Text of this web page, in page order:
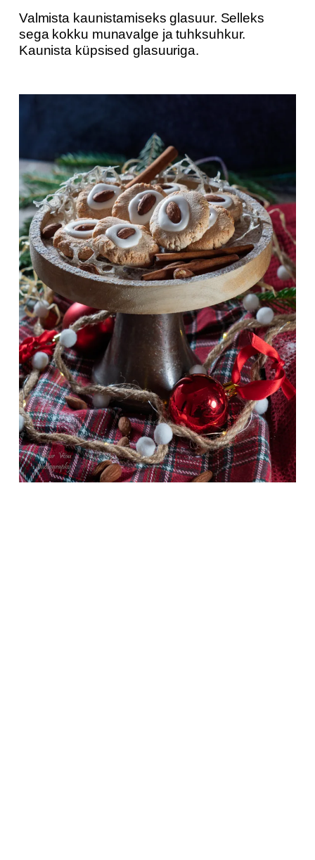
Valmista kaunistamiseks glasuur. Selleks
sega kokku munavalge ja tuhksuhkur.
Kaunista küpsised glasuuriga.